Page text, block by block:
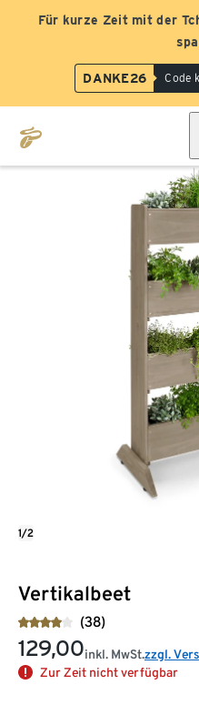
Für kurze Zeit mit der
DANKE26 Code
Vertikalbeet
(38)
129,00inkl. MwSt.zzgl.
Zur Zeit nicht verfügbar
1/2